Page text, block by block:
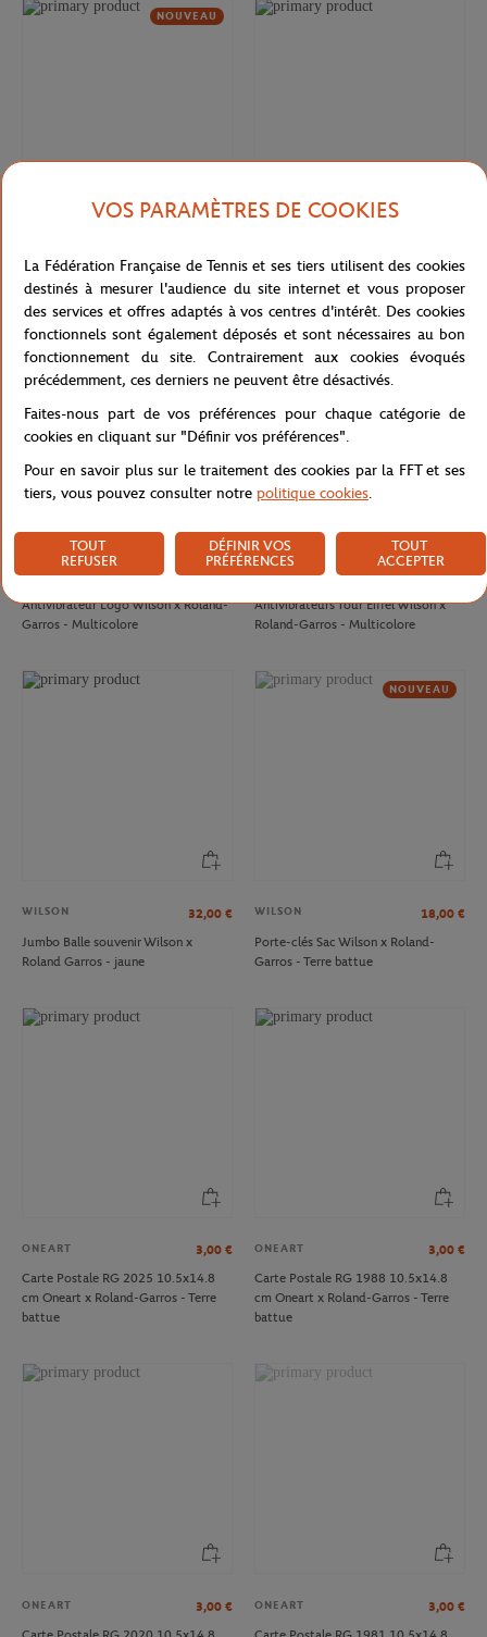
NOUVEAU
T-Shirt Club homme Lacoste x
Roland-Garros - Ecru
T-shirt Performance homme Lacoste
x Roland-Garros - Vert
WILSON 8,00 €
Antivibrateur Logo Wilson x Roland-
Garros - Multicolore
WILSON 8,00 €
Antivibrateurs Tour Eiffel Wilson x
Roland-Garros - Multicolore
WILSON 32,00 €
Jumbo Balle souvenir Wilson x
Roland Garros - jaune
NOUVEAU
WILSON 18,00 €
Porte-clés Sac Wilson x Roland-
Garros - Terre battue
ONEART 3,00 €
Carte Postale RG 2025 10.5x14.8
cm Oneart x Roland-Garros - Terre
battue
ONEART 3,00 €
Carte Postale RG 1988 10.5x14.8
cm Oneart x Roland-Garros - Terre
battue
ONEART 3,00 €
ONEART 3,00 €
VOS PARAMÈTRES DE COOKIES
La Fédération Française de Tennis et ses tiers utilisent des cookies
destinés à mesurer l'audience du site internet et vous proposer
des services et offres adaptés à vos centres d'intérêt. Des cookies
fonctionnels sont également déposés et sont nécessaires au bon
fonctionnement du site. Contrairement aux cookies évoqués
précédemment, ces derniers ne peuvent être désactivés.
Faites-nous part de vos préférences pour chaque catégorie de
cookies en cliquant sur "Définir vos préférences".
Pour en savoir plus sur le traitement des cookies par la FFT et ses
tiers, vous pouvez consulter notre politique cookies.
TOUT
REFUSER
DÉFINIR VOS
PRÉFÉRENCES
TOUT
ACCEPTER